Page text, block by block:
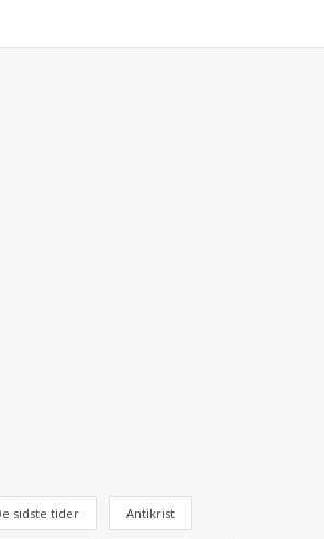
sidste tider Antikrist